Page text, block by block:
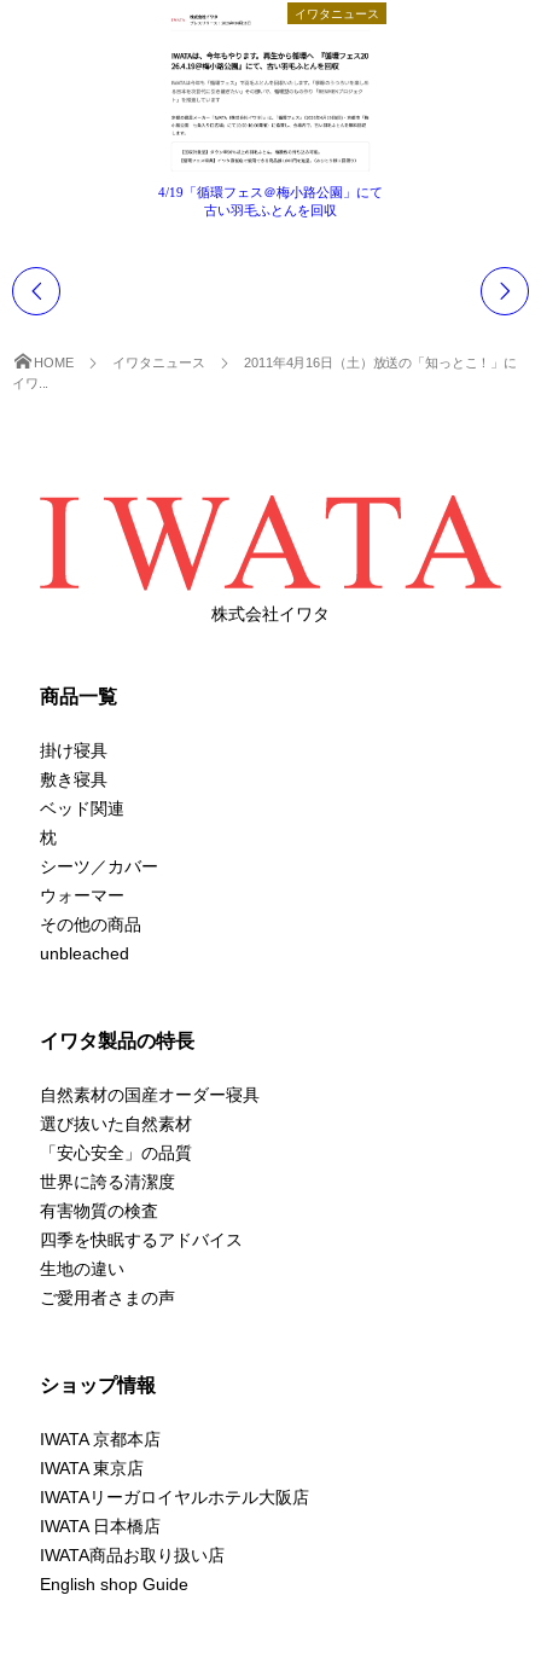
IWATA商品お取り扱い店
建築家・インテリアコーディネーターの方へ
イワタニュース
4/19「循環フェス＠梅小路公園」にて
古い羽毛ふとんを回収
HOME イワタニュース
2011年4月16日（土）放送の「知っとこ！」に
イワ...
株式会社イワタ
商品一覧
掛け寝具
敷き寝具
ベッド関連
枕
シーツ／カバー
ウォーマー
その他の商品
unbleached
イワタ製品の特長
自然素材の国産オーダー寝具
選び抜いた自然素材
「安心安全」の品質
世界に誇る清潔度
有害物質の検査
四季を快眠するアドバイス
生地の違い
ご愛用者さまの声
ショップ情報
IWATA 京都本店
IWATA 東京店
IWATAリーガロイヤルホテル大阪店
IWATA 日本橋店
IWATA商品お取り扱い店
English shop Guide